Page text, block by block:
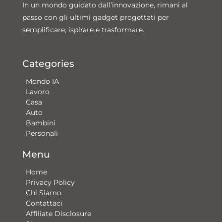
In un mondo guidato dall’innovazione, rimani al
passo con gli ultimi gadget progettati per
semplificare, ispirare e trasformare.
Categories
Mondo IA
Lavoro
Casa
Auto
Bambini
Personali
Menu
Home
Privacy Policy
Chi Siamo
Contattaci​
Affiliate Disclosure